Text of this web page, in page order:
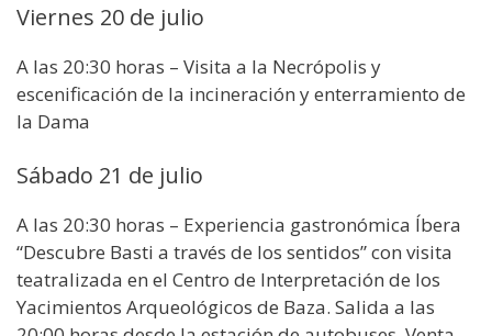
Viernes 20 de julio
A las 20:30 horas – Visita a la Necrópolis y
escenificación de la incineración y enterramiento de
la Dama
Sábado 21 de julio
A las 20:30 horas – Experiencia gastronómica Íbera
“Descubre Basti a través de los sentidos” con visita
teatralizada en el Centro de Interpretación de los
Yacimientos Arqueológicos de Baza. Salida a las